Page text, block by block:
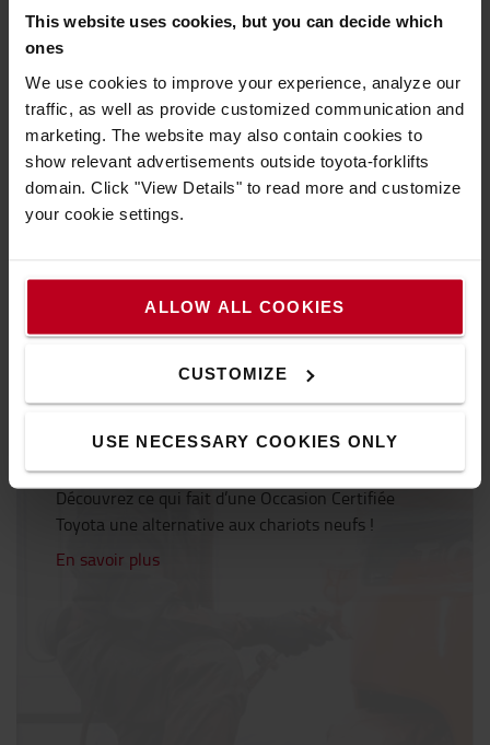
This website uses cookies, but you can decide which
ones
We use cookies to improve your experience, analyze our
traffic, as well as provide customized communication and
marketing. The website may also contain cookies to
show relevant advertisements outside toyota-forklifts
domain. Click "View Details" to read more and customize
your cookie settings.
ALLOW ALL COOKIES
CUSTOMIZE
USE NECESSARY COOKIES ONLY
Essayez-le
Découvrez ce qui fait d’une Occasion Certifiée
Toyota une alternative aux chariots neufs !
En savoir plus